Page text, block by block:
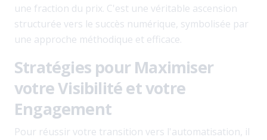
une fraction du prix. C'est une véritable ascension
structurée vers le succès numérique, symbolisée par
une approche méthodique et efficace.
Stratégies pour Maximiser
votre Visibilité et votre
Engagement
Pour réussir votre transition vers l'automatisation, il